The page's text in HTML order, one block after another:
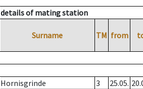
details of mating station
Surname TM from
Hornisgrinde 3 25.05.